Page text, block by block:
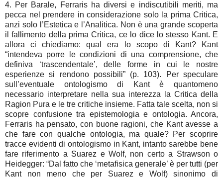
4. Per Barale, Ferraris ha diversi e indiscutibili meriti, ma
pecca nel prendere in considerazione solo la prima Critica,
anzi solo l’Estetica e l’Analitica. Non è una grande scoperta
il fallimento della prima Critica, ce lo dice lo stesso Kant. E
allora ci chiediamo: qual era lo scopo di Kant? Kant
“intendeva porre le condizioni di una comprensione, che
definiva ‘trascendentale’, delle forme in cui le nostre
esperienze si rendono possibili” (p. 103). Per speculare
sull’eventuale ontologismo di Kant è quantomeno
necessario interpretare nella sua interezza la Critica della
Ragion Pura e le tre critiche insieme. Fatta tale scelta, non si
scopre confusione tra epistemologia e ontologia. Ancora,
Ferraris ha pensato, con buone ragioni, che Kant avesse a
che fare con qualche ontologia, ma quale? Per scoprire
tracce evidenti di ontologismo in Kant, intanto sarebbe bene
fare riferimento a Suarez e Wolf, non certo a Strawson o
Heidegger: “Dal fatto che ‘metafisica generale’ è per tutti (per
Kant non meno che per Suarez e Wolf) sinonimo di